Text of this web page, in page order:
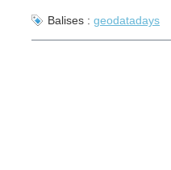
Balises : geodatadays